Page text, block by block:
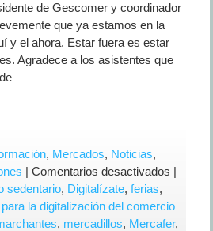
de Gescomer y coordinador
que ya estamos en la
y el ahora. Estar fuera es estar
Agradece a los asistentes que
, Mercados, Noticias,
|Comentarios desactivados en
Jornada
para
|
sedentario, Digitalízate, ferias,
la digitalización del comercio
, mercadillos, Mercafer,